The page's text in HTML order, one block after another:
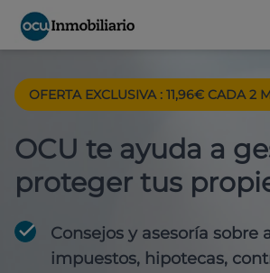
OFERTA EXCLUSIVA : 11,96€ CADA 2
OCU te ayuda a
proteger tus
Consejos y asesoría sobre
impuestos, hipotecas,